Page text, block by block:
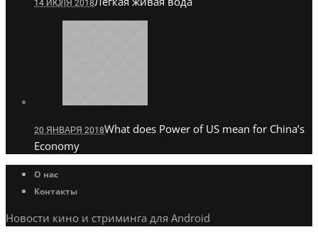
14 ИЮЛЯ 2018
20 ЯНВАРЯ 2018What does Power of US mean for China’s
Economy
О нас
Контакты
Новости кино и стриминга для Android